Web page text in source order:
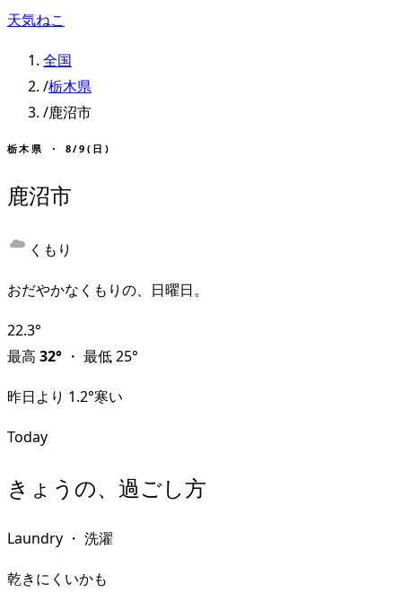
天気ねこ
全国
/栃木県
/鹿沼市
栃木県 ・ 8/9(日)
鹿沼市
くもり
おだやかなくもりの、日曜日。
22.3°
最高 32° ・ 最低25°
昨日より 1.2°寒い
Today
きょうの、過ごし方
Laundry ・ 洗濯
乾きにくいかも